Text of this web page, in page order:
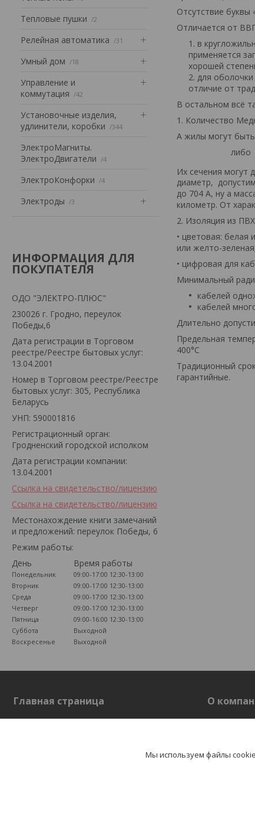
Тепловые пушки 2
Релейная автоматика 31
Умный дом 18
Управление и
коммутация
42
Установочные изделия,
удлинители, коробки
344
ЭлектроМагниты.
ЭлектроДвигатели
4
ЭлектроКонфорки 4
Электроды 3
ИНФОРМАЦИЯ ДЛЯ
ПОКУПАТЕЛЯ
ОДО "ЭЛЕКТРО-ПЛЮС"
230026 г. Гродно, переулок
Победы,6
Дата регистрации в Торговом
реестре/Реестре бытовых услуг:
13.04.2001
Номер в Торговом реестре/Реестре
бытовых услуг: 305, Республика
Беларусь
УНП: 590001816
Регистрационный орган:
Гродненский городской исполком
Дата регистрации компании:
13.04.2001
Ссылка на свидетельство/лицензию
Ссылка на свидетельство/лицензию
Местонахождение книги замечаний
и предложений: переулок Победы, 6
Режим работы:
День
Время работы
Понедельник 09:00-17:00 12:30-13:00
Вторник
09:00-17:00 12:30-13:00
Среда
09:00-17:00 12:30-13:00
Четверг
09:00-17:00 12:30-13:00
Пятница
09:00-16:00 12:30-13:00
Суббота
Выходной
Воскресенье
Выходной
Отсутствие буквы
Отличается от
в
применяется
хорошей
для
отличие от
В остальном всё
1. Количество
А жилы могут
либо
Их сечения могут
диаметр,
до 704 А, ну а
километр. От
2. Изоляция из
• цветовая: белая
или желто-
• цифровая для
Минимальный
кабелей
кабелей
Длительно
Предельная
400°С
Традиционный
гарантийные.
Главная страница
Главная страница
О
О компании
Мы используем файлы